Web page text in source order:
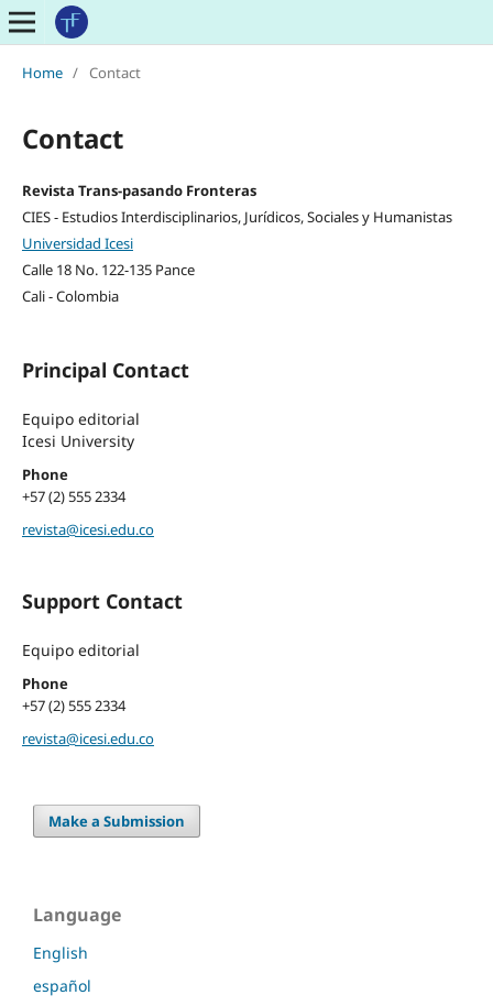
Home / Contact
Contact
Revista Trans-pasando Fronteras
CIES - Estudios Interdisciplinarios, Jurídicos, Sociales y Humanistas
Universidad Icesi
Calle 18 No. 122-135 Pance
Cali - Colombia
Principal Contact
Equipo editorial
Icesi University
Phone
+57 (2) 555 2334
revista@icesi.edu.co
Support Contact
Equipo editorial
Phone
+57 (2) 555 2334
revista@icesi.edu.co
Make a Submission
Language
English
español